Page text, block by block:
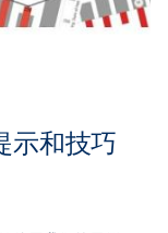
示和技巧